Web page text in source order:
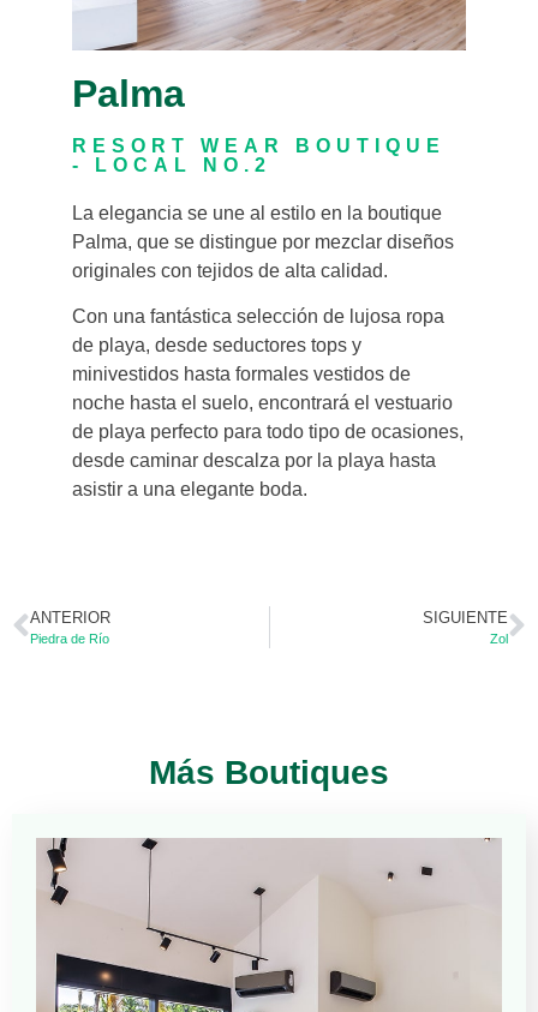
Palma
RESORT WEAR BOUTIQUE
- LOCAL NO.2
La elegancia se une al estilo en la boutique
Palma, que se distingue por mezclar diseños
originales con tejidos de alta calidad.
Con una fantástica selección de lujosa ropa
de playa, desde seductores tops y
minivestidos hasta formales vestidos de
noche hasta el suelo, encontrará el vestuario
de playa perfecto para todo tipo de ocasiones,
desde caminar descalza por la playa hasta
asistir a una elegante boda.
ANTERIOR
Piedra de Río
SIGUIENTE
Zol
Más Boutiques